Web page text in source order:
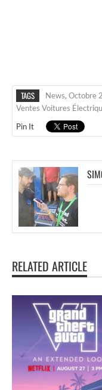
TAGS News, Octobre
Ventes Voitures
Pin It
RELATED ARTICLE